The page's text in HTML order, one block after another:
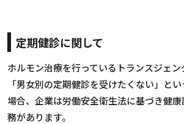
定期健診に関して
ホルモン治療を行っているトランスジェン
「男女別の定期健診を受けたくない」と
場合、企業は労働安全衛生法に基づき健
務があります。